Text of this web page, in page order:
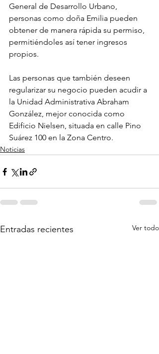
General de Desarrollo Urbano,
personas como doña Emilia pueden
obtener de manera rápida su permiso,
permitiéndoles así tener ingresos
propios.
Las personas que también deseen
regularizar su negocio pueden acudir a
la Unidad Administrativa Abraham
González, mejor conocida como
Edificio Nielsen, situada en calle Pino
Suárez 100 en la Zona Centro.
Noticias
Entradas recientes Ver todo